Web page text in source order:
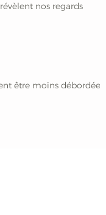
nos regards
être moins débordée ?